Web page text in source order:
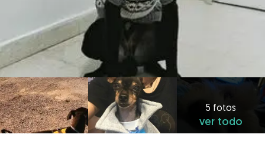
5 fotos
ver todo